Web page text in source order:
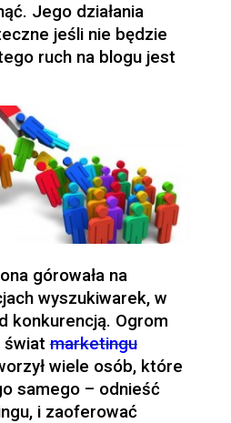
Jego działania
jeśli nie będzie
ruch na blogu jest
górowała na
wyszukiwarek, w
konkurencją. Ogrom
świat marketingu
wiele osób, które
samego – odnieść
i zaoferować